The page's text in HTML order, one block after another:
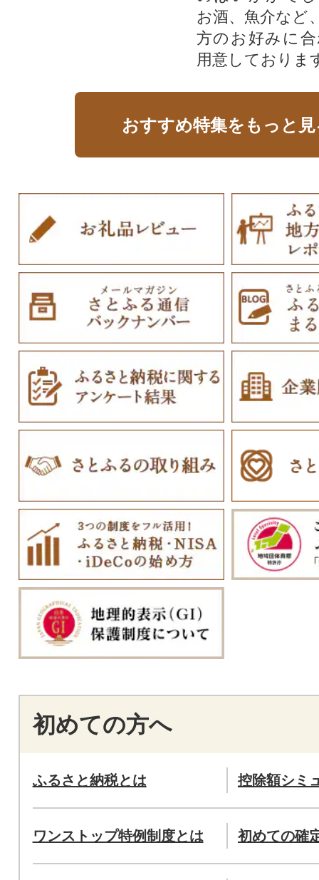
お酒、魚介など
方のお好みに
用意しておりま
おすすめ特集をもっと
初めての方へ
ふるさと納税とは 控除額シミ
ワンストップ特例制度とは 初めての確